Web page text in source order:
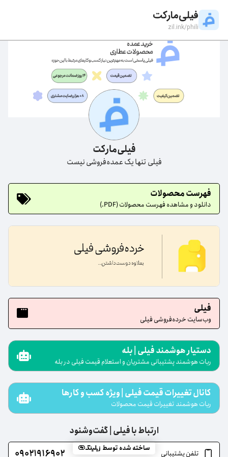
فیلی‌مارکت
zil.ink/phili
فیلی‌مارکت
فیلی تنها یک عمده‌فروشی نیست
فهرست محصولات
دانلود و مشاهده فهرست محصولات (PDF.)
فیلی
وب‌سایت خرده‌فروشی فیلی
دستیار هوشمند فیلی | بله
ربات هوشمند پشتیبانی مشتریان و استعلام قیمت فیلی در بله
کانال تغییرات قیمت فیلی | ویژه کسب و کارها
ربات هوشمند تغییرات قیمت محصولات
ارتباط با فیلی | گفت‌و‌شنود
تلفن پشتیبانی ۰۹۰۲۱۹۱۶۹۰۲ ساخته شده توسط